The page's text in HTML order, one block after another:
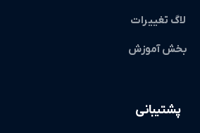
لاگ تغییرات
بخش آموزش
پشتیبانی